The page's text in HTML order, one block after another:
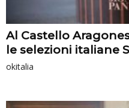
Al Castello
le selezioni italiane
okitalia